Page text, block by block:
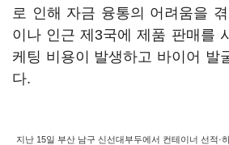
로 인해 자금 융통의 어려움을
이나 인근 제3국에 제품 판매를
케팅 비용이 발생하고 바이어 발
다.
지난 15일 부산 남구 신선대부두에서 컨테이너 선적·